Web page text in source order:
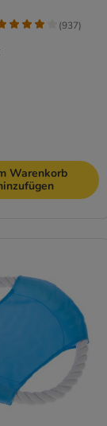
(937)
Warenkorb